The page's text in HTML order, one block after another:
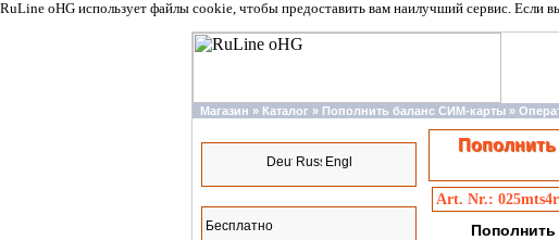
RuLine oHG использует файлы cookie, чтобы предоставить вам наилучший сервис. Если
Магазин » Каталог » Пополнить баланс СИМ-карты »
Бесплатно
Art. Nr.:
Пополнить